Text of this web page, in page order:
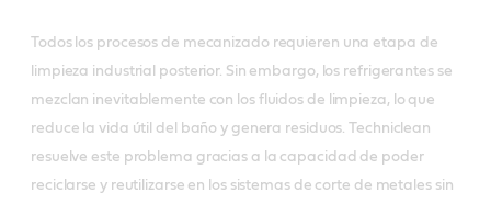
Todos los procesos de mecanizado requieren una etapa de
limpieza industrial posterior. Sin embargo, los refrigerantes se
mezclan inevitablemente con los fluidos de limpieza, lo que
reduce la vida útil del baño y genera residuos. Techniclean
resuelve este problema gracias a la capacidad de poder
reciclarse y reutilizarse en los sistemas de corte de metales sin